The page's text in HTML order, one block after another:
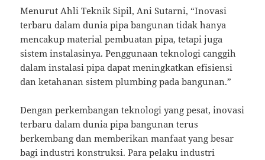
Menurut Ahli Teknik Sipil, Ani Sutarni, “Inovasi
terbaru dalam dunia pipa bangunan tidak hanya
mencakup material pembuatan pipa, tetapi juga
sistem instalasinya. Penggunaan teknologi canggih
dalam instalasi pipa dapat meningkatkan efisiensi
dan ketahanan sistem plumbing pada bangunan.”
Dengan perkembangan teknologi yang pesat, inovasi
terbaru dalam dunia pipa bangunan terus
berkembang dan memberikan manfaat yang besar
bagi industri konstruksi. Para pelaku industri